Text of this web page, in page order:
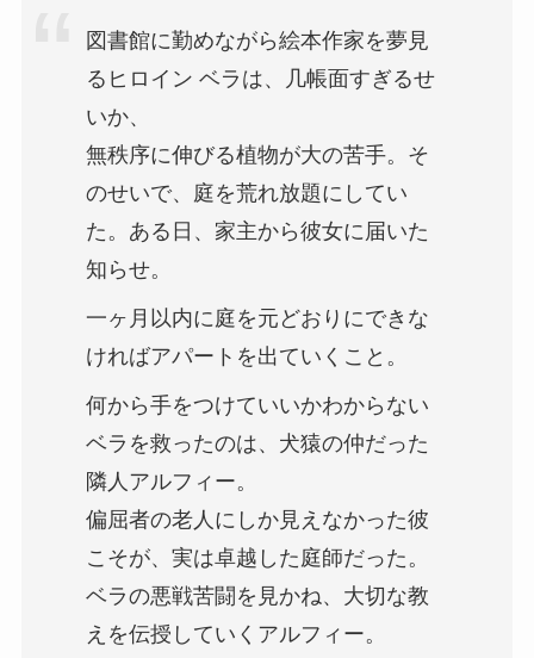
図書館に勤めながら絵本作家を夢見
るヒロイン ベラは、几帳面すぎるせ
いか、
無秩序に伸びる植物が大の苦手。そ
のせいで、庭を荒れ放題にしてい
た。ある日、家主から彼女に届いた
知らせ。
一ヶ月以内に庭を元どおりにできな
ければアパートを出ていくこと。
何から手をつけていいかわからない
ベラを救ったのは、犬猿の仲だった
隣人アルフィー。
偏屈者の老人にしか見えなかった彼
こそが、実は卓越した庭師だった。
ベラの悪戦苦闘を見かね、大切な教
えを伝授していくアルフィー。